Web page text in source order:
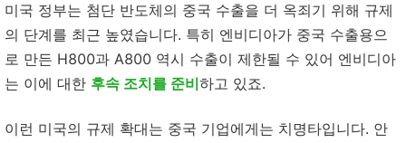
미국 정부는 첨단 반도체의 중국 수출을 더 옥죄기 위해 규제
의 단계를 최근 높였습니다. 특히 엔비디아가 중국 수출용으
로 만든 H800과 A800 역시 수출이 제한될 수 있어 엔비디아
는 이에 대한 후속 조치를 준비하고 있죠.
이런 미국의 규제 확대는 중국 기업에게는 치명타입니다. 안